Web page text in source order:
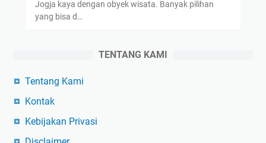
Jogja kaya dengan obyek wisata. Banyak pilihan
yang bisa d…
TENTANG KAMI
Tentang Kami
Kontak
Kebijakan Privasi